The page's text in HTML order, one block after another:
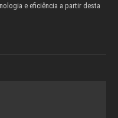
e eficiência a partir desta